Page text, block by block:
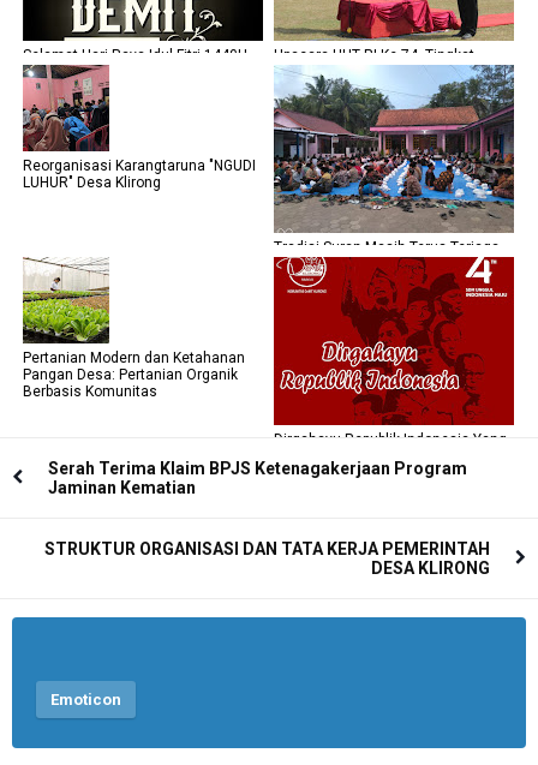
Selamat Hari Raya Idul Fitri 1440H
Dari Komunitas DeMIT Klirong
Upacara HUT RI Ke 74, Tingkat
Kecamatan Klirong
Reorganisasi Karangtaruna "NGUDI
LUHUR" Desa Klirong
Tradisi Suran Masih Terus Terjaga
Di Desa Klirong
Pertanian Modern dan Ketahanan
Pangan Desa: Pertanian Organik
Berbasis Komunitas
Dirgahayu Republik Indonesia Yang
Serah Terima Klaim BPJS Ketenagakerjaan Program
Jaminan Kematian
STRUKTUR ORGANISASI DAN TATA KERJA PEMERINTAH
DESA KLIRONG
Emoticon